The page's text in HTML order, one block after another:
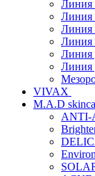
Линия
Линия
Линия
Линия
Линия
Линия
VIVAX
M.A.D
ANTI-